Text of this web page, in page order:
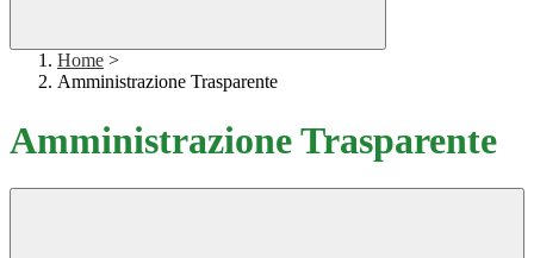
Home >
Amministrazione Trasparente
Amministrazione Trasparente